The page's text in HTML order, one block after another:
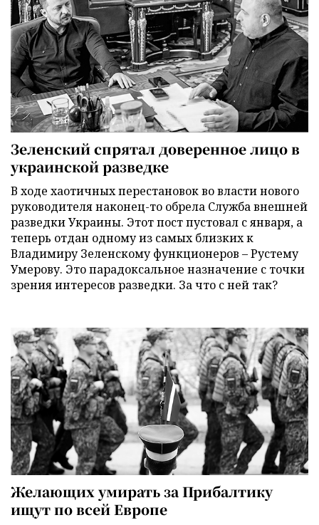
Зеленский спрятал доверенное лицо в
украинской разведке
В ходе хаотичных перестановок во власти нового
руководителя наконец-то обрела Служба внешней
разведки Украины. Этот пост пустовал с января, а
теперь отдан одному из самых близких к
Владимиру Зеленскому функционеров – Рустему
Умерову. Это парадоксальное назначение с точки
зрения интересов разведки. За что с ней так?
Желающих умирать за Прибалтику
ищут по всей Европе